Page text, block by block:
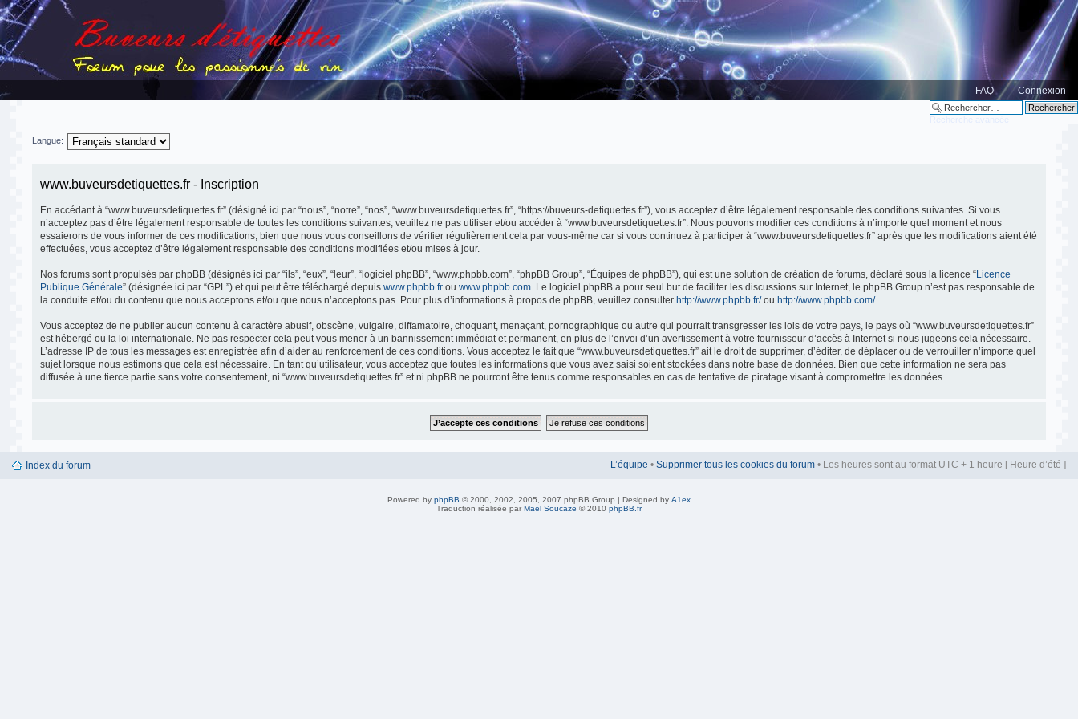
FAQ Connexion
Recherche avancée
Langue:
www.buveursdetiquettes.fr - Inscription
En accédant à “www.buveursdetiquettes.fr” (désigné ici par “nous”, “notre”, “nos”, “www.buveursdetiquettes.fr”, “https://buveurs-detiquettes.fr”), vous acceptez d’être légalement responsable des conditions suivantes. Si vous
n’acceptez pas d’être légalement responsable de toutes les conditions suivantes, veuillez ne pas utiliser et/ou accéder à “www.buveursdetiquettes.fr”. Nous pouvons modifier ces conditions à n’importe quel moment et nous
essaierons de vous informer de ces modifications, bien que nous vous conseillons de vérifier régulièrement cela par vous-même car si vous continuez à participer à “www.buveursdetiquettes.fr” après que les modifications aient été
effectuées, vous acceptez d’être légalement responsable des conditions modifiées et/ou mises à jour.
Nos forums sont propulsés par phpBB (désignés ici par “ils”, “eux”, “leur”, “logiciel phpBB”, “www.phpbb.com”, “phpBB Group”, “Équipes de phpBB”), qui est une solution de création de forums, déclaré sous la licence “Licence
Publique Générale” (désignée ici par “GPL”) et qui peut être téléchargé depuis www.phpbb.fr ou www.phpbb.com . Le logiciel phpBB a pour seul but de faciliter les discussions sur Internet, le phpBB Group n’est pas responsable de
la conduite et/ou du contenu que nous acceptons et/ou que nous n’acceptons pas. Pour plus d’informations à propos de phpBB, veuillez consulter http://www.phpbb.fr/ou http://www.phpbb.com/.
Vous acceptez de ne publier aucun contenu à caractère abusif, obscène, vulgaire, diffamatoire, choquant, menaçant, pornographique ou autre qui pourrait transgresser les lois de votre pays, le pays où “www.buveursdetiquettes.fr”
est hébergé ou la loi internationale. Ne pas respecter cela peut vous mener à un bannissement immédiat et permanent, en plus de l’envoi d’un avertissement à votre fournisseur d’accès à Internet si nous jugeons cela nécessaire.
L’adresse IP de tous les messages est enregistrée afin d’aider au renforcement de ces conditions. Vous acceptez le fait que “www.buveursdetiquettes.fr” ait le droit de supprimer, d’éditer, de déplacer ou de verrouiller n’importe quel
sujet lorsque nous estimons que cela est nécessaire. En tant qu’utilisateur, vous acceptez que toutes les informations que vous avez saisi soient stockées dans notre base de données. Bien que cette information ne sera pas
diffusée à une tierce partie sans votre consentement, ni “www.buveursdetiquettes.fr” et ni phpBB ne pourront être tenus comme responsables en cas de tentative de piratage visant à compromettre les données.
Index du forum L’équipe • Supprimer tous les cookies du forum • Les heures sont au format UTC + 1 heure [ Heure d’été ]
Powered by phpBB © 2000, 2002, 2005, 2007 phpBB Group | Designed by A1ex
Traduction réalisée par Maël Soucaze © 2010 phpBB.fr